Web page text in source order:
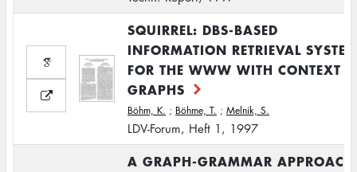
SQUIRREL: DBS-BASED
INFORMATION RETRIEVAL
FOR THE WWW WITH CONTEXT
GRAPHS
Böhm, K. ; Böhme, T. ; Melnik, S.
LDV-Forum, Heft 1, 1997
A GRAPH-GRAMMAR APPROACH